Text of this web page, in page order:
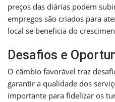
preços das diárias podem
empregos são criados para
local se beneficia do
Desafios e
O câmbio favorável traz
garantir a qualidade dos
importante para fidelizar os